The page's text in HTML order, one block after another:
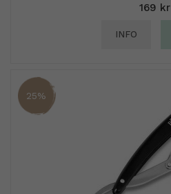
169 kr
INFO
25%